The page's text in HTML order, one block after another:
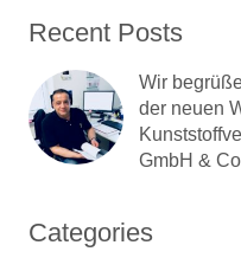
Recent Posts
Wir
der neuen
GmbH &
Categories